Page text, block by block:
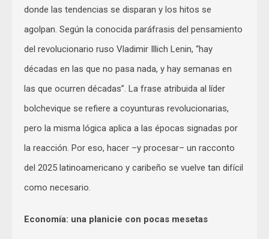
donde las tendencias se disparan y los hitos se
agolpan. Según la conocida paráfrasis del pensamiento
del revolucionario ruso Vladimir Illich Lenin, “hay
décadas en las que no pasa nada, y hay semanas en
las que ocurren décadas”. La frase atribuida al líder
bolchevique se refiere a coyunturas revolucionarias,
pero la misma lógica aplica a las épocas signadas por
la reacción. Por eso, hacer –y procesar– un racconto
del 2025 latinoamericano y caribeño se vuelve tan difícil
como necesario.
Economía: una planicie con pocas mesetas